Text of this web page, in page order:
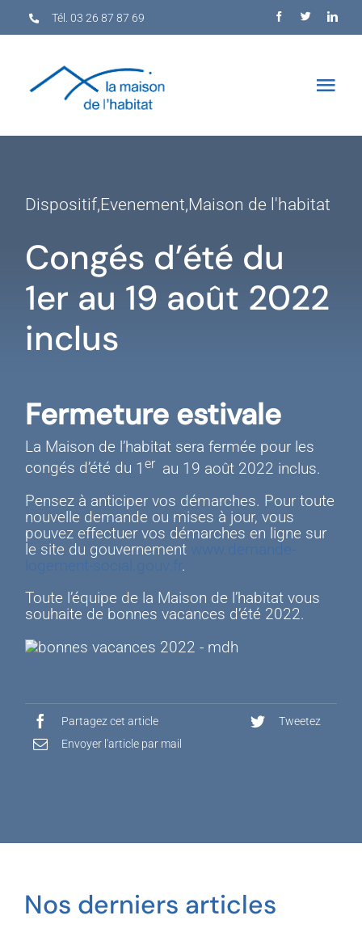
content
Tél. 03 26 87 87 69
Accueil
Rénovation
Accession
Rendez-vous
Memohabitat
Focushabitat
Permhabitat
Documents
Actualités
FAQ
Dispositif,Evenement,Maison de l'habitat
Congés d’été du
1er au 19 août 2022
inclus
Fermeture estivale
La Maison de l’habitat sera fermée pour les
congés d’été du 1er au 19 août 2022 inclus.
Pensez à anticiper vos démarches. Pour toute
nouvelle demande ou mises à jour, vous
pouvez effectuer vos démarches en ligne sur
le site du gouvernement
.
Toute l’équipe de la Maison de l’habitat vous
souhaite de bonnes vacances d’été 2022.
Partagez cet article
Tweetez
Envoyer l'article par mail
Nos derniers articles